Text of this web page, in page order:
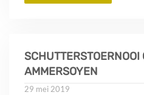
SCHUTTERSTOERNOOI
AMMERSOYEN
29 mei 2019